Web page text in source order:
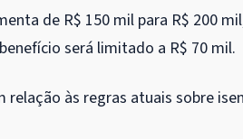
de R$ 150 mil para R$ 200
será limitado a R$ 70 mil.
às regras atuais sobre